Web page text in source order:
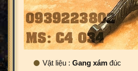
Vật liệu : Gang xám đúc